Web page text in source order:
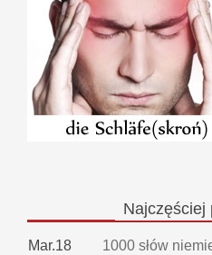
Najczęściej
Mar.18
1000 słów